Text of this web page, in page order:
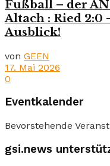
Fußball – der
Altach : Ried 2:0
Ausblick!
von GEEN
17. Mai 2026
0
Eventkalender
Bevorstehende
gsi.news